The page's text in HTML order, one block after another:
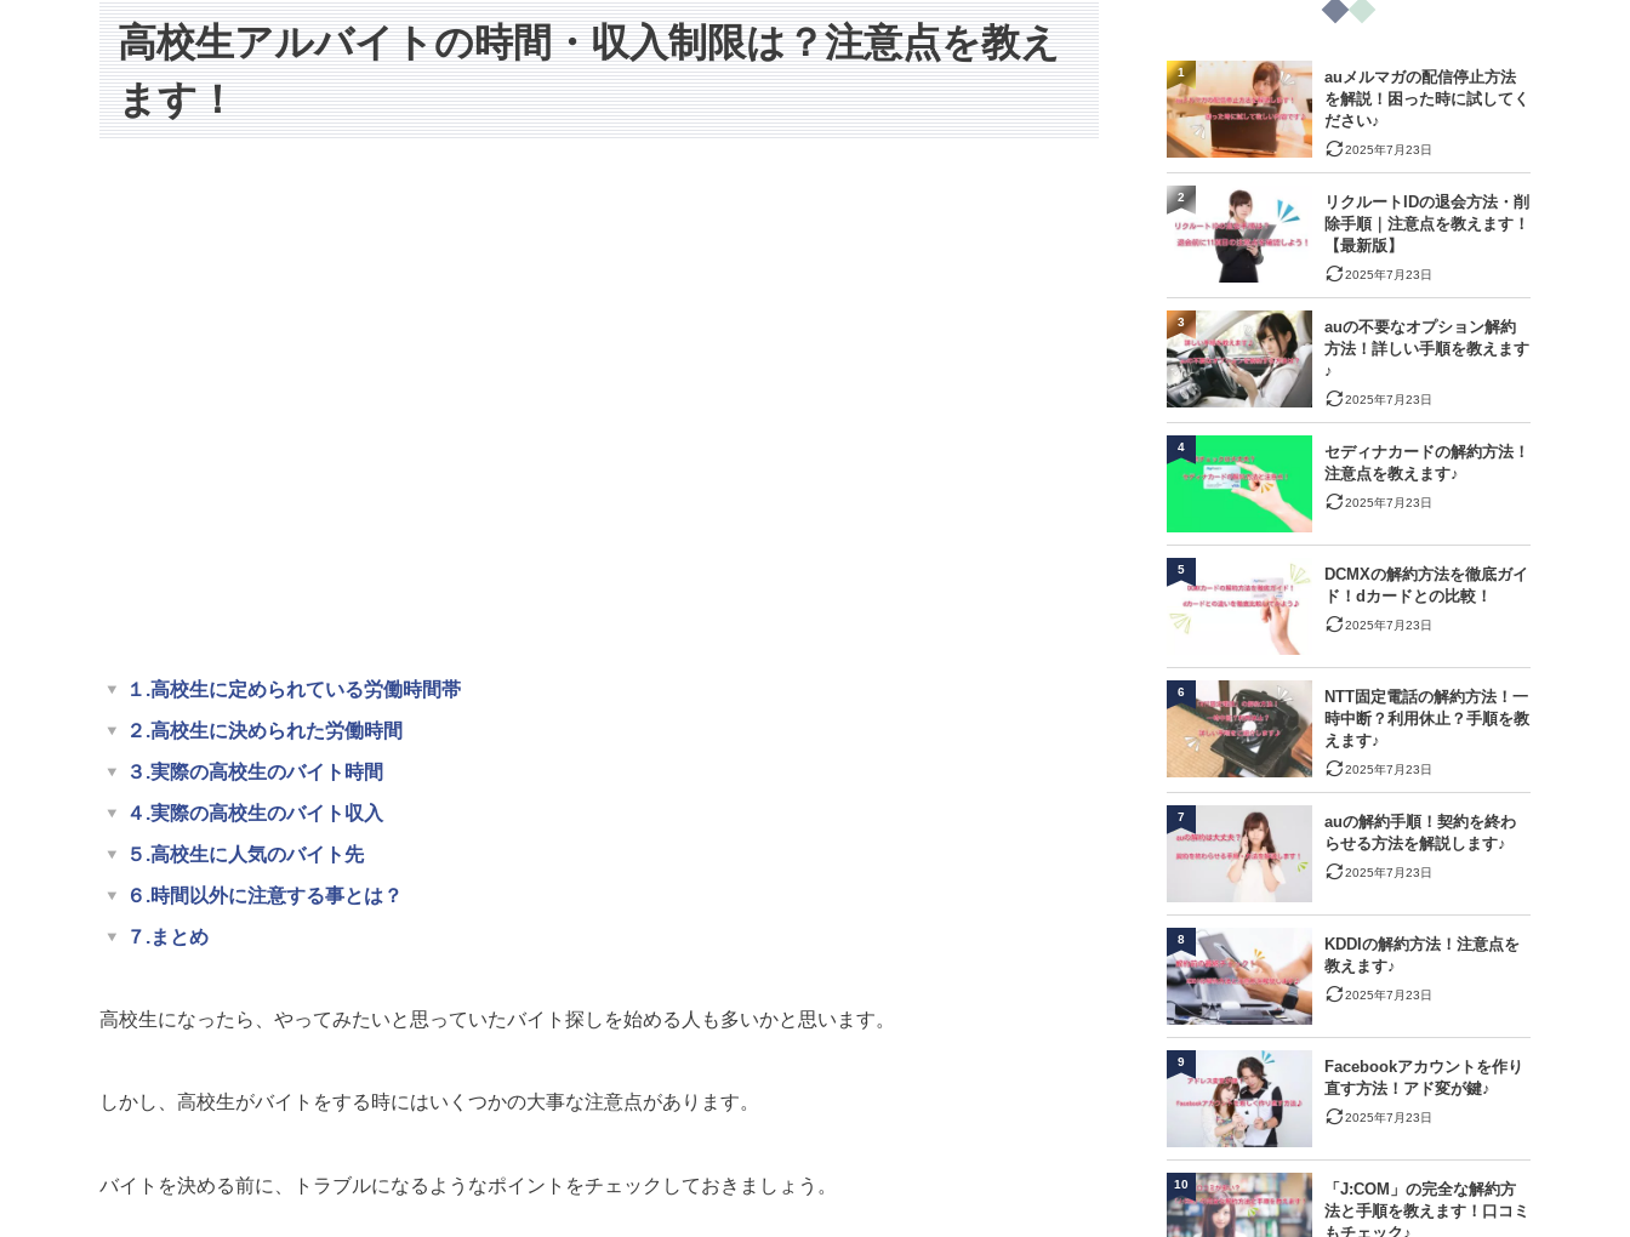
高校生アルバイトの時間・収入制限は？注意点を教え
ます！
１.高校生に定められている労働時間帯
２.高校生に決められた労働時間
３.実際の高校生のバイト時間
４.実際の高校生のバイト収入
５.高校生に人気のバイト先
６.時間以外に注意する事とは？
７.まとめ
高校生になったら、やってみたいと思っていたバイト探しを始める人も多いかと思います。
しかし、高校生がバイトをする時にはいくつかの大事な注意点があります。
バイトを決める前に、トラブルになるようなポイントをチェックしておきましょう。
auメルマガの配信停止方法
を解説！困った時に試してく
ださい♪
2025年7月23日
1
リクルートIDの退会方法・削
除手順｜注意点を教えます！
【最新版】
2025年7月23日
2
auの不要なオプション解約
方法！詳しい手順を教えます
♪
2025年7月23日
3
セディナカードの解約方法！
注意点を教えます♪
2025年7月23日
4
DCMXの解約方法を徹底ガイ
ド！dカードとの比較！
2025年7月23日
5
NTT固定電話の解約方法！一
時中断？利用休止？手順を教
えます♪
2025年7月23日
6
auの解約手順！契約を終わ
らせる方法を解説します♪
2025年7月23日
7
KDDIの解約方法！注意点を
教えます♪
2025年7月23日
8
Facebookアカウントを作り
直す方法！アド変が鍵♪
2025年7月23日
9
「J:COM」の完全な解約方
法と手順を教えます！口コミ
もチェック♪
10